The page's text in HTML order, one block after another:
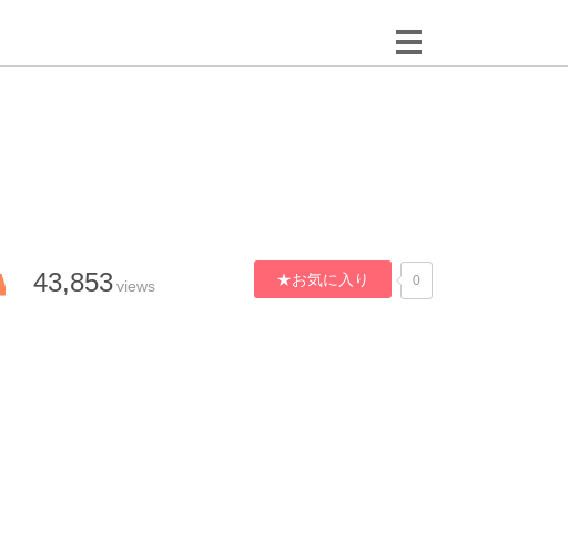
43,853views ★お気に入り 0